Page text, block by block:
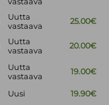
Uutta
vastaava
25.00€
Uutta
vastaava
20.00€
Uutta
vastaava
19.00€
Uusi
19.90€